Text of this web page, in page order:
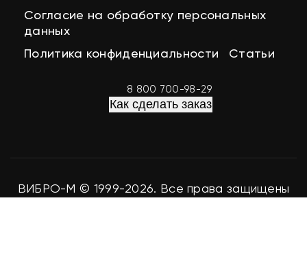
Согласие на обработку персональных
данных
Политика конфиденциальности
Статьи
8 800 700-98-29
Как сделать заказ
ВИБРО-М © 1999-2026. Все права защищены